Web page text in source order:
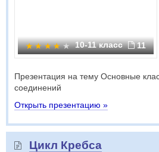
10-11 класс 11
Презентация на тему Основные
соединений
Открыть презентацию »
Цикл Кребса